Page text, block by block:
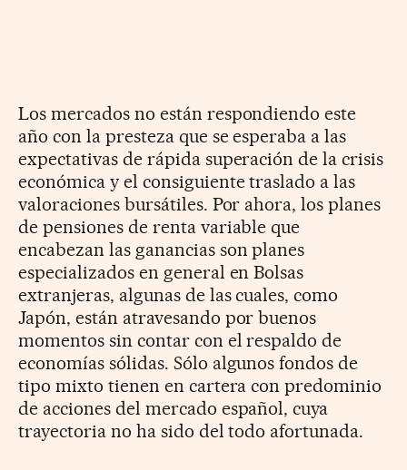
Los mercados no están respondiendo este
año con la presteza que se esperaba a las
expectativas de rápida superación de la crisis
económica y el consiguiente traslado a las
valoraciones bursátiles. Por ahora, los planes
de pensiones de renta variable que
encabezan las ganancias son planes
especializados en general en Bolsas
extranjeras, algunas de las cuales, como
Japón, están atravesando por buenos
momentos sin contar con el respaldo de
economías sólidas. Sólo algunos fondos de
tipo mixto tienen en cartera con predominio
de acciones del mercado español, cuya
trayectoria no ha sido del todo afortunada.